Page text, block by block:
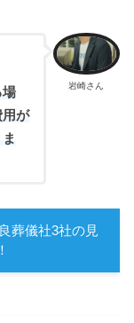
岩崎さん
場
用が
葬儀社3社の見